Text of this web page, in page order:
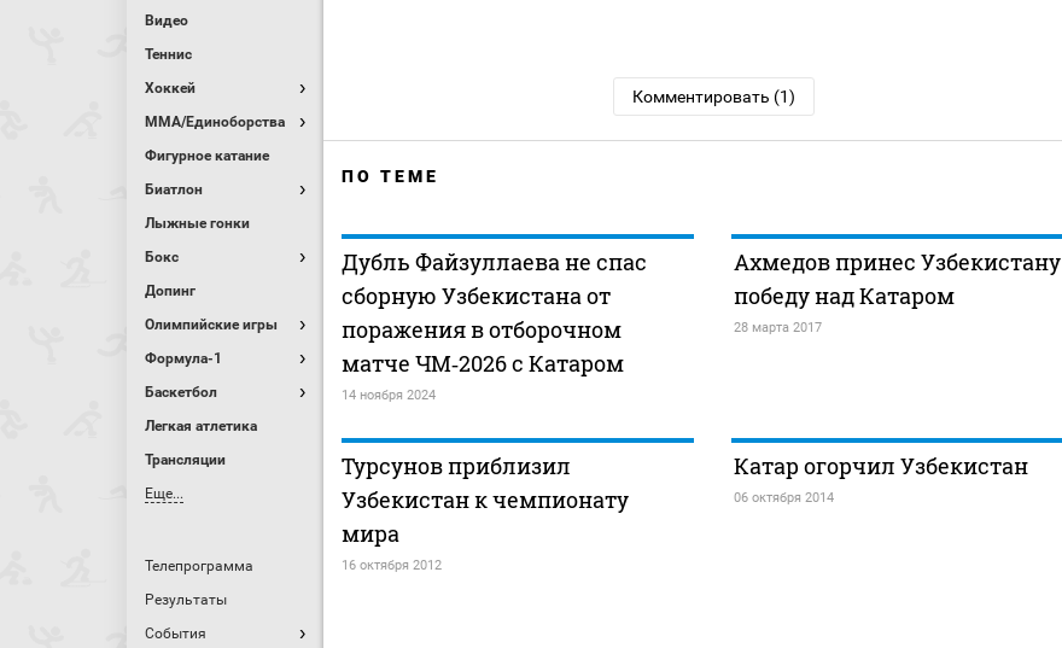
Видео
Теннис
Хоккей
MMA/Единоборства
Фигурное катание
Биатлон
Лыжные гонки
Бокс
Допинг
Олимпийские игры
Формула-1
Баскетбол
Легкая атлетика
Трансляции
Еще...
Телепрограмма
Результаты
События
Комментировать (1)
ПО ТЕМЕ
Дубль Файзуллаева не спас
сборную Узбекистана от
поражения в отборочном
матче ЧМ‑2026 с Катаром
14 ноября 2024
Ахмедов принес Узбекистану
победу над Катаром
28 марта 2017
Турсунов приблизил
Узбекистан к чемпионату
мира
16 октября 2012
Катар огорчил Узбекистан
06 октября 2014